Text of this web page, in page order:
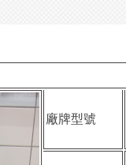
廠牌型號